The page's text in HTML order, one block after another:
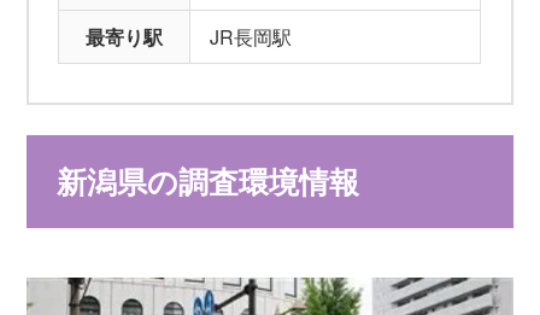
最寄り駅
JR長岡駅
新潟県の調査環境情報